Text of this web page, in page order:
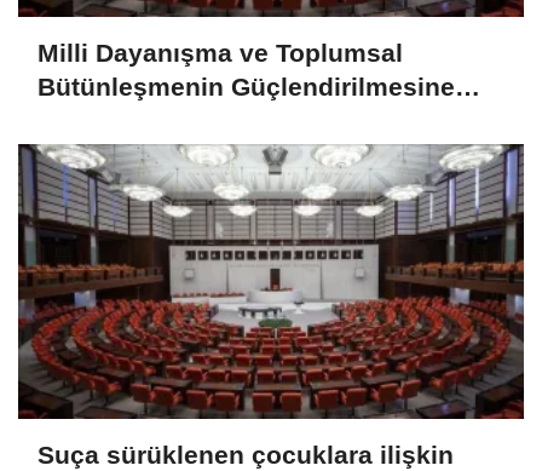
Milli Dayanışma ve Toplumsal
Bütünleşmenin Güçlendirilmesine
Komisyonunda
Suça sürüklenen çocuklara ilişkin